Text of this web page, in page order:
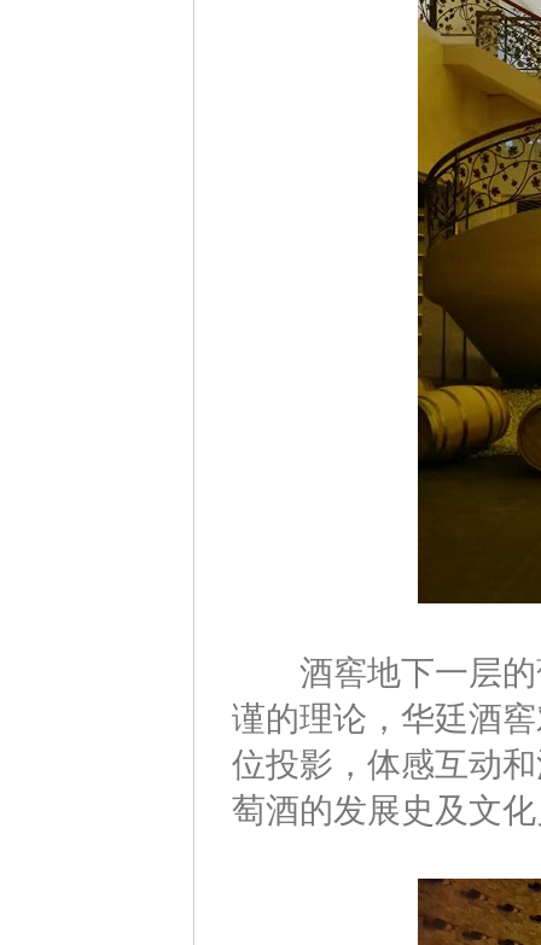
酒窖地下一层的
谨的理论，华廷酒
位投影，体感互动
萄酒的发展史及文